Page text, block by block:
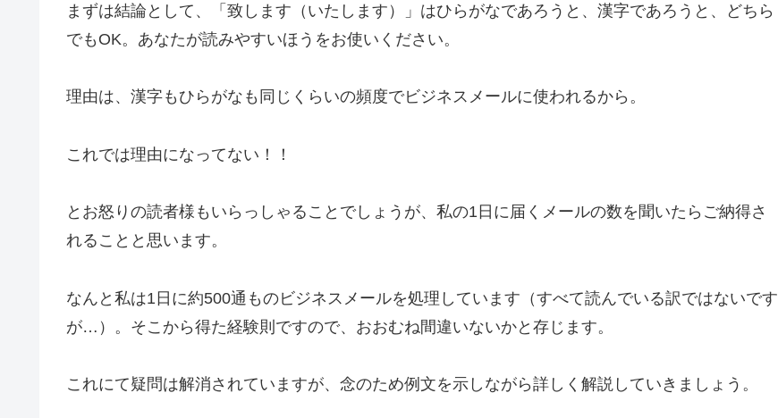
まずは結論として、「致します（いたします）」はひらがなであろうと、漢字であろうと、どちら
でもOK。あなたが読みやすいほうをお使いください。
理由は、漢字もひらがなも同じくらいの頻度でビジネスメールに使われるから。
これでは理由になってない！！
とお怒りの読者様もいらっしゃることでしょうが、私の1日に届くメールの数を聞いたらご納得さ
れることと思います。
なんと私は1日に約500通ものビジネスメールを処理しています（すべて読んでいる訳ではないです
が…）。そこから得た経験則ですので、おおむね間違いないかと存じます。
これにて疑問は解消されていますが、念のため例文を示しながら詳しく解説していきましょう。